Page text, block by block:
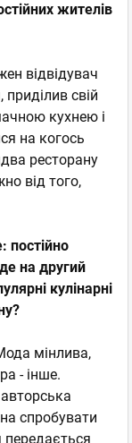
жителів
відвідувач
свій
кухнею і
на когось
ресторану
від того,
постійно
на другий
кулінарні
мінлива,
- інше.
спробувати
передається